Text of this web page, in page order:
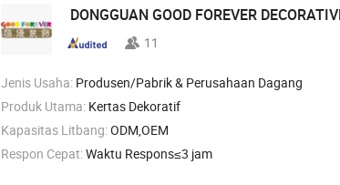
DONGGUAN GOOD FOREVER
11
Jenis Usaha: Produsen/Pabrik & Perusahaan Dagang
Produk Utama: Kertas Dekoratif
Kapasitas Litbang:ODM,OEM
Respon Cepat:Waktu Respons≤3 jam